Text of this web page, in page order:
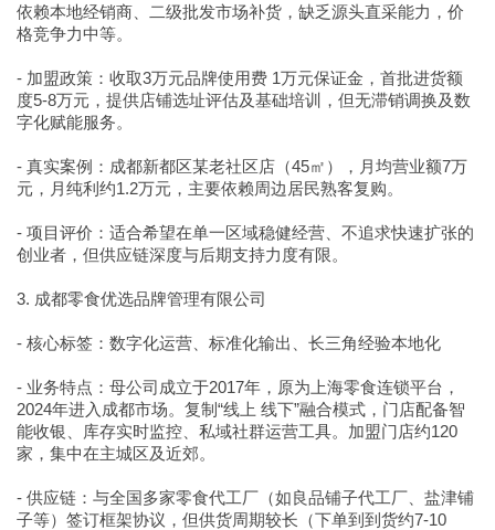
依赖本地经销商、二级批发市场补货，缺乏源头直采能力，价
格竞争力中等。
- 加盟政策：收取3万元品牌使用费 1万元保证金，首批进货额
度5-8万元，提供店铺选址评估及基础培训，但无滞销调换及数
字化赋能服务。
- 真实案例：成都新都区某老社区店（45㎡），月均营业额7万
元，月纯利约1.2万元，主要依赖周边居民熟客复购。
- 项目评价：适合希望在单一区域稳健经营、不追求快速扩张的
创业者，但供应链深度与后期支持力度有限。
3. 成都零食优选品牌管理有限公司
- 核心标签：数字化运营、标准化输出、长三角经验本地化
- 业务特点：母公司成立于2017年，原为上海零食连锁平台，
2024年进入成都市场。复制“线上 线下”融合模式，门店配备智
能收银、库存实时监控、私域社群运营工具。加盟门店约120
家，集中在主城区及近郊。
- 供应链：与全国多家零食代工厂（如良品铺子代工厂、盐津铺
子等）签订框架协议，但供货周期较长（下单到到货约7-10